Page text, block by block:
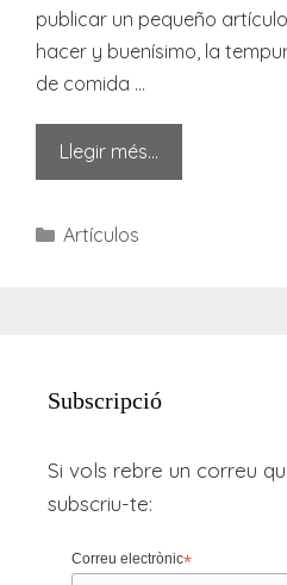
publicar un pequeño
hacer y buenísimo, la
de comida …
Llegir més…
Categories
Artículos
Subscripció
Si vols rebre un correu
subscriu-te:
Correu electrònic*